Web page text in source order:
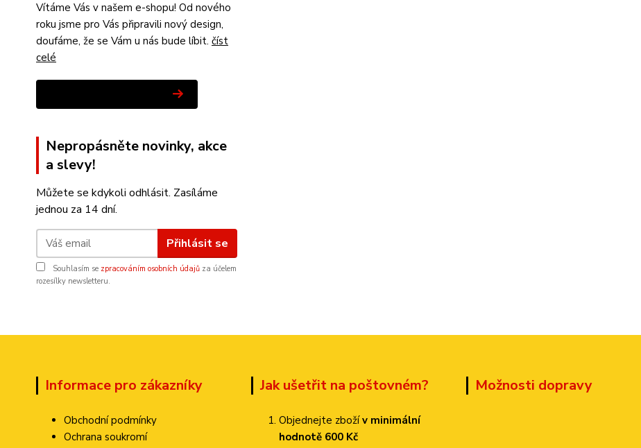
Vítáme Vás v našem e-shopu! Od nového
roku jsme pro Vás připravili nový design,
doufáme, že se Vám u nás bude líbit. číst
celé
Nepropásněte novinky, akce
a slevy!
Můžete se kdykoli odhlásit. Zasíláme
jednou za 14 dní.
Přihlásit se
Souhlasím se zpracováním osobních údajů za účelem
rozesílky newsletteru.
Informace pro zákazníky
Obchodní podmínky
Ochrana soukromí
Jak ušetřit na poštovném?
Objednejte zbožív minimální
hodnotě 600 Kč
Možnosti dopravy